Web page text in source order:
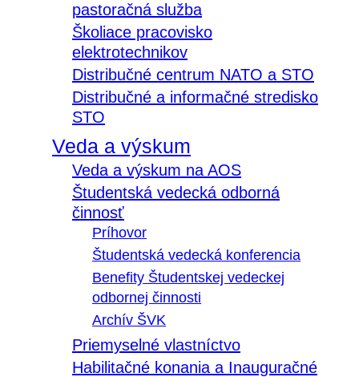
pastoračná služba
Školiace pracovisko
elektrotechnikov
Distribučné centrum NATO a STO
Distribučné a informačné stredisko
STO
Veda a výskum
Veda a výskum na AOS
Študentská vedecká odborná
činnosť
Príhovor
Študentská vedecká konferencia
Benefity Študentskej vedeckej
odbornej činnosti
Archív ŠVK
Priemyselné vlastníctvo
Habilitačné konania a Inauguračné